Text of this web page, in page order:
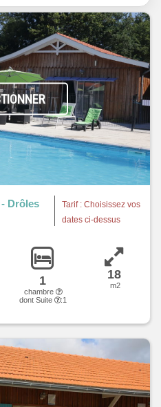
Drôles
Tarif : Choisissez vos
dates ci-dessus
1
chambre
dont Suite
:1
18
m2